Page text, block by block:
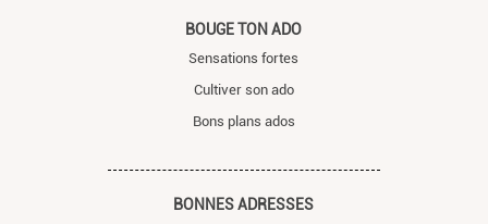
BOUGE TON ADO
Sensations fortes
Cultiver son ado
Bons plans ados
BONNES ADRESSES